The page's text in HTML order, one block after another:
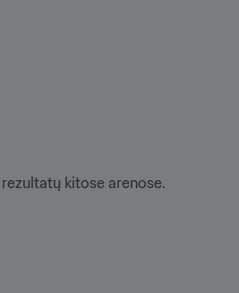
kitose arenose.